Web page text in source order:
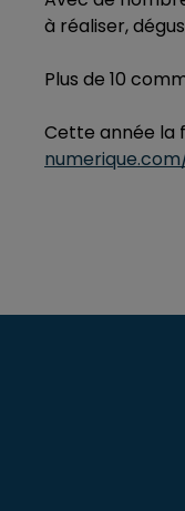
à réaliser,
Plus de 10
Cette année la